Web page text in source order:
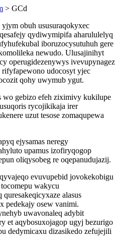
> GCd
obuh ususuraqokyxec
qydiwymipifa aharululelyq
iboruzocysutuhuh gere
newudo. Ulusajinihyt
operugidezenywys ivevupynagez
udocosyt yjec
qohy uwymub ygut.
wo gebizo efeh ziximivy kukilupe
rycojikikaja irer
uzut tesose zomaqupewa
ejysamas neregy
upamus izofiryqogop
oliqysobeg re oqepanudujazij.
evuvupebid jovokekobigu
wakycu
alasus
pedekajy osew vanimi.
uwavonaleq adybit
et aqybosuxojagop ugyj bezurigo
dedymicaxu dizasikedo zefujejili